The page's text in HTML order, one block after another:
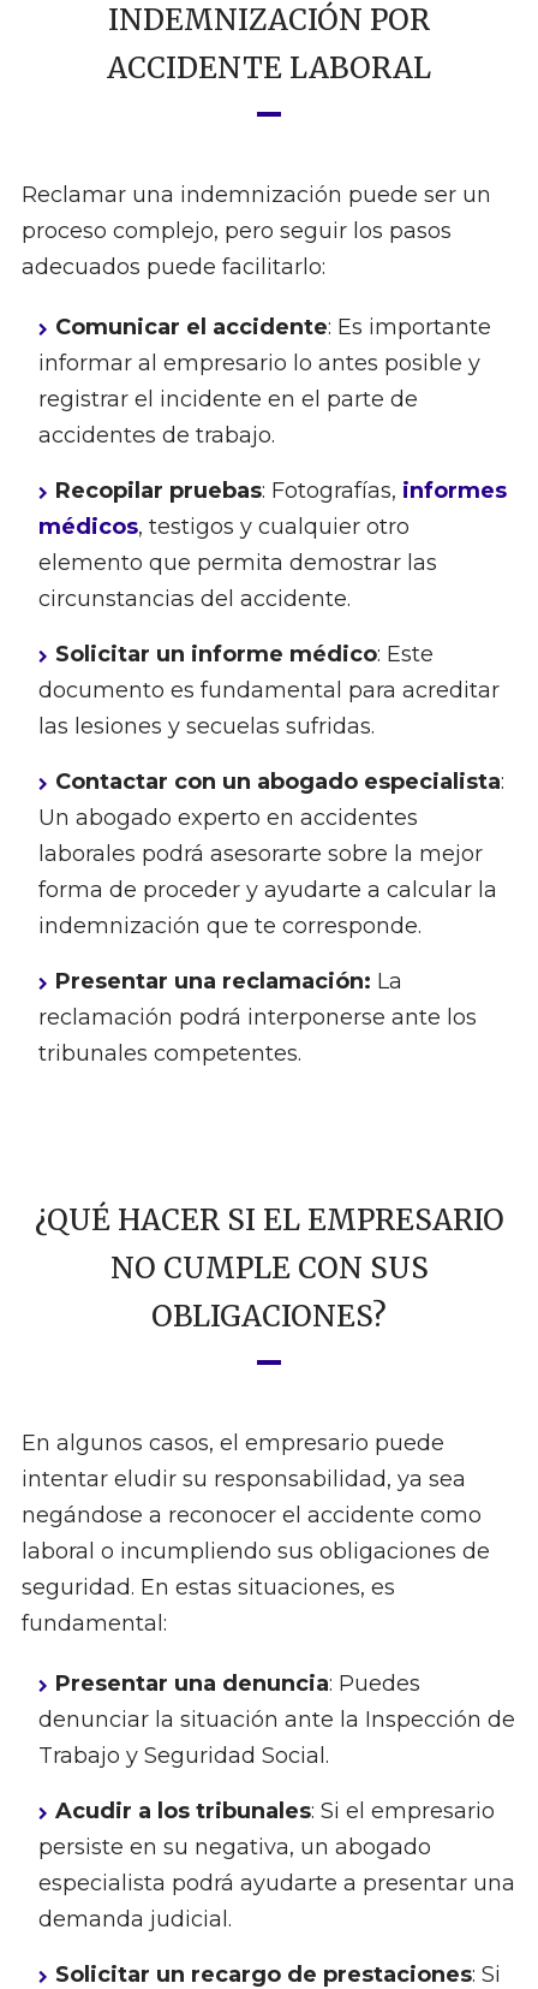
INDEMNIZACIÓN POR
ACCIDENTE LABORAL
Reclamar una indemnización puede ser un
proceso complejo, pero seguir los pasos
adecuados puede facilitarlo:
Comunicar el accidente: Es importante
informar al empresario lo antes posible y
registrar el incidente en el parte de
accidentes de trabajo.
Recopilar pruebas: Fotografías, informes
médicos, testigos y cualquier otro
elemento que permita demostrar las
circunstancias del accidente.
Solicitar un informe médico: Este
documento es fundamental para acreditar
las lesiones y secuelas sufridas.
Contactar con un abogado especialista:
Un abogado experto en accidentes
laborales podrá asesorarte sobre la mejor
forma de proceder y ayudarte a calcular la
indemnización que te corresponde.
Presentar una reclamación: La
reclamación podrá interponerse ante los
tribunales competentes.
¿QUÉ HACER SI EL EMPRESARIO
NO CUMPLE CON SUS
OBLIGACIONES?
En algunos casos, el empresario puede
intentar eludir su responsabilidad, ya sea
negándose a reconocer el accidente como
laboral o incumpliendo sus obligaciones de
seguridad. En estas situaciones, es
fundamental:
Presentar una denuncia: Puedes
denunciar la situación ante la Inspección de
Trabajo y Seguridad Social.
Acudir a los tribunales: Si el empresario
persiste en su negativa, un abogado
especialista podrá ayudarte a presentar una
demanda judicial.
Solicitar un recargo de prestaciones: Si